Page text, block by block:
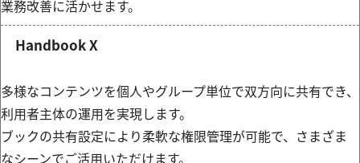
業務改善に活かせます。
Handbook X
Handbook X紹介動画
共有
P
多様なコンテンツを個人やグループ単位で双方向に共有でき、
利用者主体の運用を実現します。
ブックの共有設定により柔軟な権限管理が可能で、さまざま
なシーンでご活用いただけます。